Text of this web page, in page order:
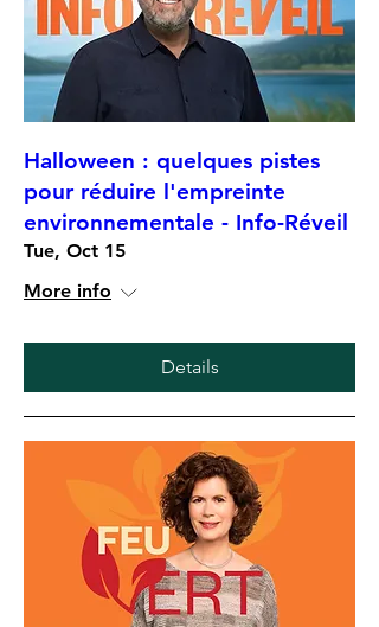
Halloween : quelques pistes
pour réduire l'empreinte
environnementale - Info-Réveil
Tue, Oct 15
More info
Details